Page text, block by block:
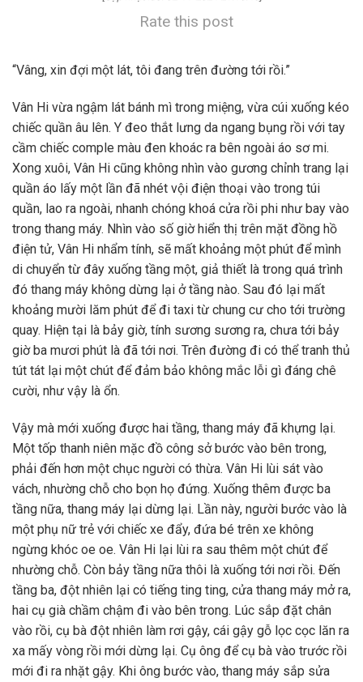
Rate this post
“Vâng, xin đợi một lát, tôi đang trên đường tới rồi.”
Vân Hi vừa ngậm lát bánh mì trong miệng, vừa cúi xuống kéo
chiếc quần âu lên. Y đeo thắt lưng da ngang bụng rồi với tay
cầm chiếc comple màu đen khoác ra bên ngoài áo sơ mi.
Xong xuôi, Vân Hi cũng không nhìn vào gương chỉnh trang lại
quần áo lấy một lần đã nhét vội điện thoại vào trong túi
quần, lao ra ngoài, nhanh chóng khoá cửa rồi phi như bay vào
trong thang máy. Nhìn vào số giờ hiển thị trên mặt đồng hồ
điện tử, Vân Hi nhẩm tính, sẽ mất khoảng một phút để mình
di chuyển từ đây xuống tầng một, giả thiết là trong quá trình
đó thang máy không dừng lại ở tầng nào. Sau đó lại mất
khoảng mười lăm phút để đi taxi từ chung cư cho tới trường
quay. Hiện tại là bảy giờ, tính sương sương ra, chưa tới bảy
giờ ba mươi phút là đã tới nơi. Trên đường đi có thể tranh thủ
tút tát lại một chút để đảm bảo không mắc lỗi gì đáng chê
cười, như vậy là ổn.
Vậy mà mới xuống được hai tầng, thang máy đã khựng lại.
Một tốp thanh niên mặc đồ công sở bước vào bên trong,
phải đến hơn một chục người có thừa. Vân Hi lùi sát vào
vách, nhường chỗ cho bọn họ đứng. Xuống thêm được ba
tầng nữa, thang máy lại dừng lại. Lần này, người bước vào là
một phụ nữ trẻ với chiếc xe đẩy, đứa bé trên xe không
ngừng khóc oe oe. Vân Hi lại lùi ra sau thêm một chút để
nhường chỗ. Còn bảy tầng nữa thôi là xuống tới nơi rồi. Đến
tầng ba, đột nhiên lại có tiếng ting ting, cửa thang máy mở ra,
hai cụ già chầm chậm đi vào bên trong. Lúc sắp đặt chân
vào rồi, cụ bà đột nhiên làm rơi gậy, cái gậy gỗ lọc cọc lăn ra
xa mấy vòng rồi mới dừng lại. Cụ ông để cụ bà vào trước rồi
mới đi ra nhặt gậy. Khi ông bước vào, thang máy sắp sửa